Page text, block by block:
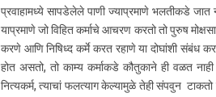
प्रवाहामध्ये सापडेलेले पाणी ज्याप्रमाणे भलतीकडे जात
याप्रमाणे जो विहित कर्माचे आचरण करतो तो पुरुष
करणे आणि निषिध्द कर्मे करत रहाणे या दोघांशी संबंध
होत असतो, तो काम्य कर्माकडे कौतुकाने ही वळत
नित्यकर्म, त्याचां फलत्याग केल्यामुळे तेही संपवुन